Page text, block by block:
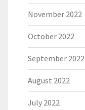
November 2022
October 2022
September 2022
August 2022
July 2022